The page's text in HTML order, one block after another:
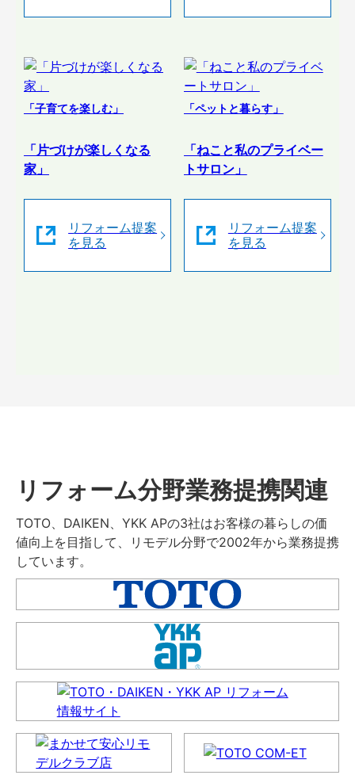
「子育てを楽しむ」
「片づけが楽しくなる
家」
リフォーム提案
を見る
「ペットと暮らす」
「ねこと私のプライベー
トサロン」
リフォーム提案
を見る
リフォーム分野業務提携関連
TOTO、DAIKEN、YKK APの3社はお客様の暮らしの価
値向上を目指して、リモデル分野で2002年から業務提携
しています。